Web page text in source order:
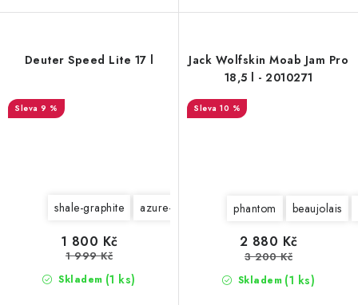
Deuter Speed Lite 17 l
9 %
shale-graphite azure-reef paprika-saffron jade-citrus
Skladem (1 ks)
1 800 Kč
1 999 Kč
Jack Wolfskin Moab Jam Pro
18,5 l - 2010271
10 %
phantom beaujolais
Skladem (1 ks)
2 880 Kč
3 200 Kč